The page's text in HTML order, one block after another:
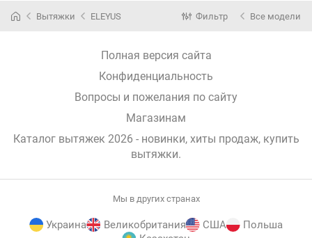
Вытяжки ELEYUS Фильтр Все модели
Полная версия сайта
Конфиденциальность
Вопросы и пожелания по сайту
Магазинам
Каталог вытяжек 2026 - новинки, хиты продаж, купить
вытяжки.
Мы в других странах
Украина Великобритания США
Польша